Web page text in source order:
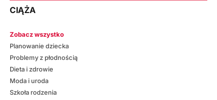
CIĄŻA
Zobacz wszystko
Planowanie dziecka
Problemy z płodnością
Dieta i zdrowie
Moda i uroda
Szkoła rodzenia